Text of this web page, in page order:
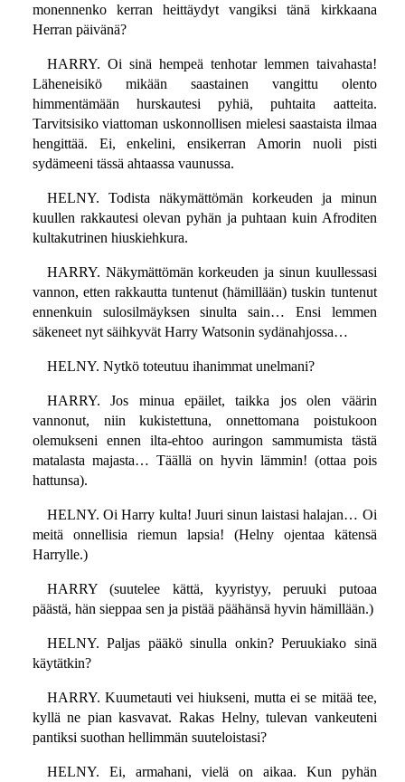
monennenko kerran heittäydyt vangiksi tänä kirkkaana
Herran päivänä?
HARRY. Oi sinä hempeä tenhotar lemmen taivahasta!
Läheneisikö mikään saastainen vangittu olento
himmentämään hurskautesi pyhiä, puhtaita aatteita.
Tarvitsisiko viattoman uskonnollisen mielesi saastaista ilmaa
hengittää. Ei, enkelini, ensikerran Amorin nuoli pisti
sydämeeni tässä ahtaassa vaunussa.
HELNY. Todista näkymättömän korkeuden ja minun
kuullen rakkautesi olevan pyhän ja puhtaan kuin Afroditen
kultakutrinen hiuskiehkura.
HARRY. Näkymättömän korkeuden ja sinun kuullessasi
vannon, etten rakkautta tuntenut (hämillään) tuskin tuntenut
ennenkuin sulosilmäyksen sinulta sain… Ensi lemmen
säkeneet nyt säihkyvät Harry Watsonin sydänahjossa…
HELNY. Nytkö toteutuu ihanimmat unelmani?
HARRY. Jos minua epäilet, taikka jos olen väärin
vannonut, niin kukistettuna, onnettomana poistukoon
olemukseni ennen ilta-ehtoo auringon sammumista tästä
matalasta majasta… Täällä on hyvin lämmin! (ottaa pois
hattunsa).
HELNY. Oi Harry kulta! Juuri sinun laistasi halajan… Oi
meitä onnellisia riemun lapsia! (Helny ojentaa kätensä
Harrylle.)
HARRY (suutelee kättä, kyyristyy, peruuki putoaa
päästä, hän sieppaa sen ja pistää päähänsä hyvin hämillään.)
HELNY. Paljas pääkö sinulla onkin? Peruukiako sinä
käytätkin?
HARRY. Kuumetauti vei hiukseni, mutta ei se mitää tee,
kyllä ne pian kasvavat. Rakas Helny, tulevan vankeuteni
pantiksi suothan hellimmän suuteloistasi?
HELNY. Ei, armahani, vielä on aikaa. Kun pyhän